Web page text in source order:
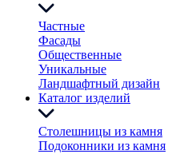
Частные
Фасады
Общественные
Уникальные
Ландшафтный дизайн
Каталог изделий
Столешницы из камня
Подоконники из камня